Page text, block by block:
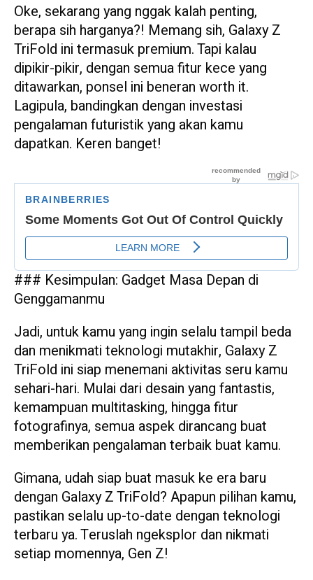
Oke, sekarang yang nggak kalah penting,
berapa sih harganya?! Memang sih, Galaxy Z
TriFold ini termasuk premium. Tapi kalau
dipikir-pikir, dengan semua fitur kece yang
ditawarkan, ponsel ini beneran worth it.
Lagipula, bandingkan dengan investasi
pengalaman futuristik yang akan kamu
dapatkan. Keren banget!
### Kesimpulan: Gadget Masa Depan di
Genggamanmu
Jadi, untuk kamu yang ingin selalu tampil beda
dan menikmati teknologi mutakhir, Galaxy Z
TriFold ini siap menemani aktivitas seru kamu
sehari-hari. Mulai dari desain yang fantastis,
kemampuan multitasking, hingga fitur
fotografinya, semua aspek dirancang buat
memberikan pengalaman terbaik buat kamu.
Gimana, udah siap buat masuk ke era baru
dengan Galaxy Z TriFold? Apapun pilihan kamu,
pastikan selalu up-to-date dengan teknologi
terbaru ya. Teruslah ngeksplor dan nikmati
setiap momennya, Gen Z!